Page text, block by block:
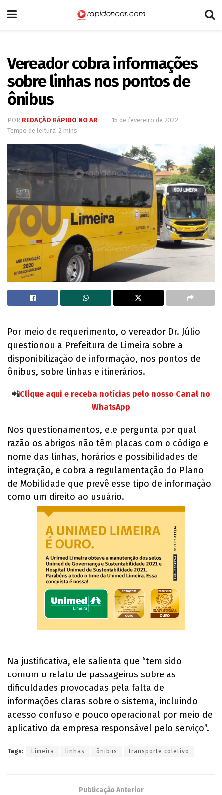
Vereador cobra informações
sobre linhas nos pontos de
ônibus
POR REDAÇÃO RÁPIDO NO AR
15 de fevereiro de 2022
Tempo de leitura: 2 mins
Por meio de requerimento, o vereador Dr. Júlio
questionou a Prefeitura de Limeira sobre a
disponibilização de informação, nos pontos de
ônibus, sobre linhas e itinerários.
📲Clique aqui e receba notícias pelo nosso Canal no
WhatsApp
Nos questionamentos, ele pergunta por qual
razão os abrigos não têm placas com o código e
nome das linhas, horários e possibilidades de
integração, e cobra a regulamentação do Plano
de Mobilidade que prevê esse tipo de informação
como um direito ao usuário.
Na justificativa, ele salienta que “tem sido
comum o relato de passageiros sobre as
dificuldades provocadas pela falta de
informações claras sobre o sistema, incluindo
acesso confuso e pouco operacional por meio de
aplicativo da empresa responsável pelo serviço”.
Tags: Limeira linhas ônibus transporte coletivo
Publicação Anterior